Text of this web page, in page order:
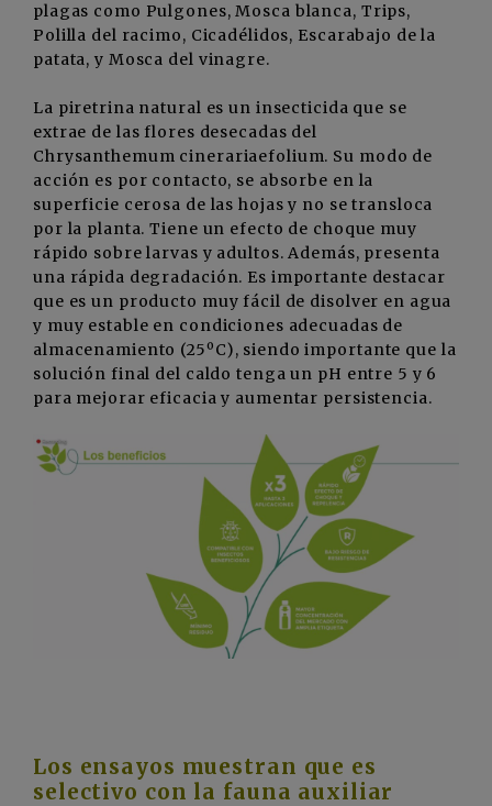
plagas como Pulgones, Mosca blanca, Trips,
Polilla del racimo, Cicadélidos, Escarabajo de la
patata, y Mosca del vinagre.
La piretrina natural es un insecticida que se
extrae de las flores desecadas del
Chrysanthemum cinerariaefolium. Su modo de
acción es por contacto, se absorbe en la
superficie cerosa de las hojas y no se transloca
por la planta. Tiene un efecto de choque muy
rápido sobre larvas y adultos. Además, presenta
una rápida degradación. Es importante destacar
que es un producto muy fácil de disolver en agua
y muy estable en condiciones adecuadas de
almacenamiento (25ºC), siendo importante que la
solución final del caldo tenga un pH entre 5 y 6
para mejorar eficacia y aumentar persistencia.
Los ensayos muestran que es
selectivo con la fauna auxiliar